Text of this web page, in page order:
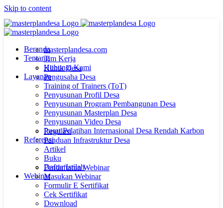
Skip to content
Beranda
Tentang
masterplandesa.com
Tim Kerja
Hubungi Kami
Layanan
Klinik Desa
Pengusaha Desa
Training of Trainers (ToT)
Penyusunan Profil Desa
Penyusunan Program Pembangunan Desa
Penyusunan Masterplan Desa
Penyusunan Video Desa
Pusat Pelatihan Internasional Desa Rendah Karbon
Referensi
Regulasi
Panduan Infrastruktur Desa
Artikel
Buku
Daftar Istilah
Webinar
Pendaftaran Webinar
Masukan Webinar
Formulir E Sertifikat
Cek Sertifikat
Download